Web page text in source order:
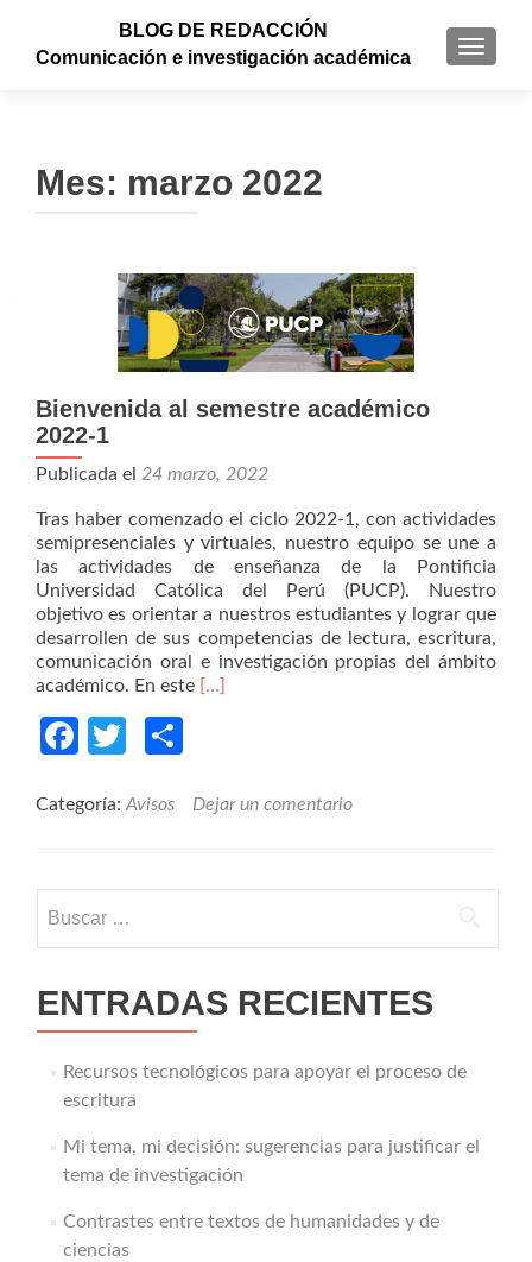
BLOG DE REDACCIÓN
Comunicación e investigación académica
Mes: marzo 2022
Bienvenida al semestre académico
2022-1
Publicada el 24 marzo, 2022
Tras haber comenzado el ciclo 2022-1, con actividades
semipresenciales y virtuales, nuestro equipo se une a
las actividades de enseñanza de la Pontificia
Universidad Católica del Perú (PUCP). Nuestro
objetivo es orientar a nuestros estudiantes y lograr que
desarrollen de sus competencias de lectura, escritura,
comunicación oral e investigación propias del ámbito
académico. En este Read
semestre
[…]
Facebook
Twitter
Categoría:Avisos Dejar un comentario
ENTRADAS RECIENTES
Recursos tecnológicos para apoyar el proceso de
escritura
Mi tema, mi decisión: sugerencias para justificar el
tema de investigación
Contrastes entre textos de humanidades y de
ciencias